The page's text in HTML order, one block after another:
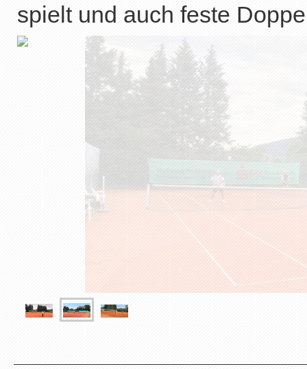
spielt und auch feste